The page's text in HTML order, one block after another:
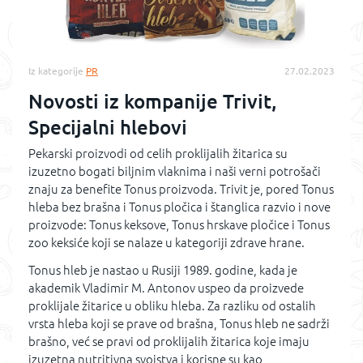
Iz kategorije PR 27.02.2023
Novosti iz kompanije Trivit,
Specijalni hlebovi
Pekarski proizvodi od celih proklijalih žitarica su
izuzetno bogati biljnim vlaknima i naši verni potrošači
znaju za benefite Tonus proizvoda. Trivit je, pored Tonus
hleba bez brašna i Tonus pločica i štanglica razvio i nove
proizvode: Tonus keksove, Tonus hrskave pločice i Tonus
zoo keksiće koji se nalaze u kategoriji zdrave hrane.
Tonus hleb je nastao u Rusiji 1989. godine, kada je
akademik Vladimir M. Antonov uspeo da proizvede
proklijale žitarice u obliku hleba. Za razliku od ostalih
vrsta hleba koji se prave od brašna, Tonus hleb ne sadrži
brašno, već se pravi od proklijalih žitarica koje imaju
izuzetna nutritivna svojstva i korisne su kao